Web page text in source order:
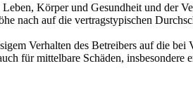
Körper und Gesundheit und der
nach auf die vertragstypischen
Verhalten des Betreibers auf die bei
für mittelbare Schäden, insbesondere